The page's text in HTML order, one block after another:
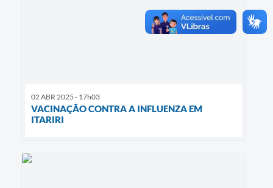
02 ABR 2025 - 17h03
VACINAÇÃO CONTRA A INFLUENZA EM
ITARIRI